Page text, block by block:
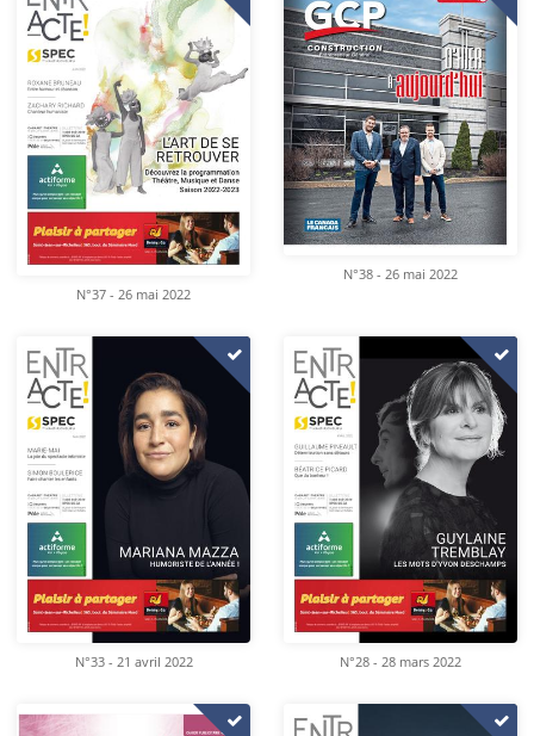
N°37 - 26 mai 2022
N°38 - 26 mai 2022
N°33 - 21 avril 2022 N°28 - 28 mars 2022